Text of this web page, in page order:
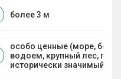
более 3 м
особо ценные (море,
водоем, крупный лес,
исторически значимый